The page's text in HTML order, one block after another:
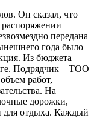
Он сказал, что
распоряжении
передана
года было
Из бюджета
Подрядчик – ТОО
работ,
На
дорожки,
для отдыха. Каждый